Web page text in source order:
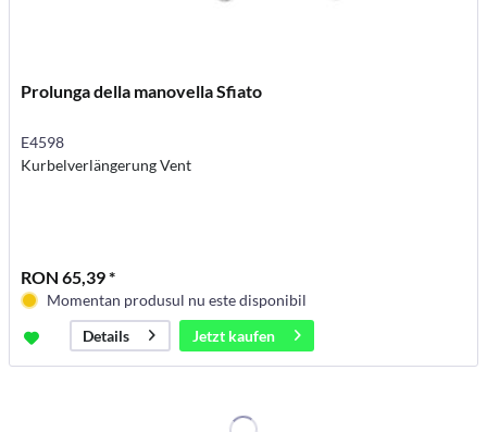
Prolunga della manovella Sfiato
E4598
Kurbelverlängerung Vent
RON 65,39 *
Momentan produsul nu este disponibil
Details
Jetzt kaufen